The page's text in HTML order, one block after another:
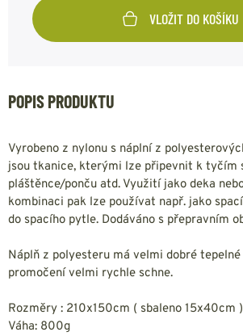
VLOŽIT DO KOŠÍKU
POPIS PRODUKTU
Vyrobeno z nylonu s náplní z
jsou tkanice, kterými lze připevnit k tyčím
pláštěnce/ponču atd. Využití jako deka
kombinaci pak lze používat např. jako
do spacího pytle. Dodáváno s přepravním
Náplň z polyesteru má velmi dobré
promočení velmi rychle schne.
Rozměry : 210x150cm ( sbaleno 15x40cm )
Váha: 800g